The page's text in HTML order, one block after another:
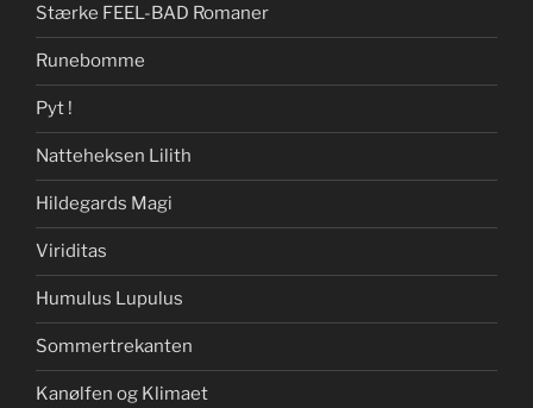
Stærke FEEL-BAD Romaner
Runebomme
Pyt !
Natteheksen Lilith
Hildegards Magi
Viriditas
Humulus Lupulus
Sommertrekanten
Kanølfen og Klimaet